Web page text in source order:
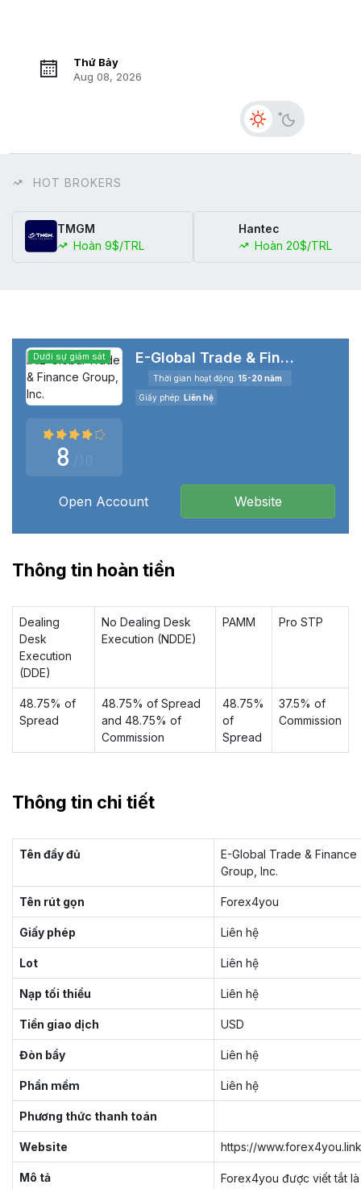
Thứ Bảy
Aug 08, 2026
HOT BROKERS
TMGM
Hoàn 9$/TRL
Hantec
Hoàn 20$/TRL
Dưới sự giám sát
8 /10
E-Global Trade & Finance Group, Inc.
Thời gian hoạt động: 15-20 năm
Giấy phép: Liên hệ
Open Account Website
Thông tin hoàn tiền
Dealing
Desk
Execution
(DDE)
No Dealing Desk
Execution (NDDE)
PAMM Pro STP
48.75% of
Spread
48.75% of Spread
and 48.75% of
Commission
48.75%
of
Spread
37.5% of
Commission
Thông tin chi tiết
Tên đầy đủ
E-Global Trade & Finance
Group, Inc.
Tên rút gọn Forex4you
Giấy phép Liên hệ
Lot Liên hệ
Nạp tối thiểu Liên hệ
Tiền giao dịch USD
Đòn bẩy Liên hệ
Phần mềm Liên hệ
Phương thức thanh toán
Website https://
Mô tả
Forex4you được viết tắt là